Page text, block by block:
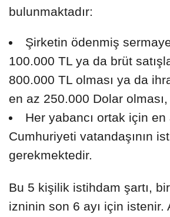
bulunmaktadır:
Şirketin ödenmiş
100.000 TL ya da brüt
800.000 TL olması ya da
en az 250.000 Dolar olması,
Her yabancı ortak için
Cumhuriyeti vatandaşının
gerekmektedir.
Bu 5 kişilik istihdam şartı, bir
izninin son 6 ayı için istenir.